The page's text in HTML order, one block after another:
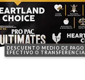
DESCUENTO MEDIO DE PAGO
EFECTIVO O TRANSFERENCIA